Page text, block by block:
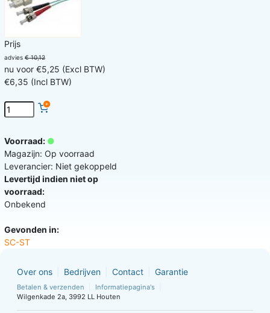
Prijs
advies € 10,12
nu voor €5,25 (Excl BTW)
€6,35 (Incl BTW)
Voorraad:
Magazijn: Op voorraad
Leverancier: Niet gekoppeld
Levertijd indien niet op
voorraad:
Onbekend
Gevonden in:
SC-ST
Over ons Bedrijven Contact Garantie
Betalen & verzenden
Informatiepagina's
Wilgenkade 2a, 3992 LL Houten